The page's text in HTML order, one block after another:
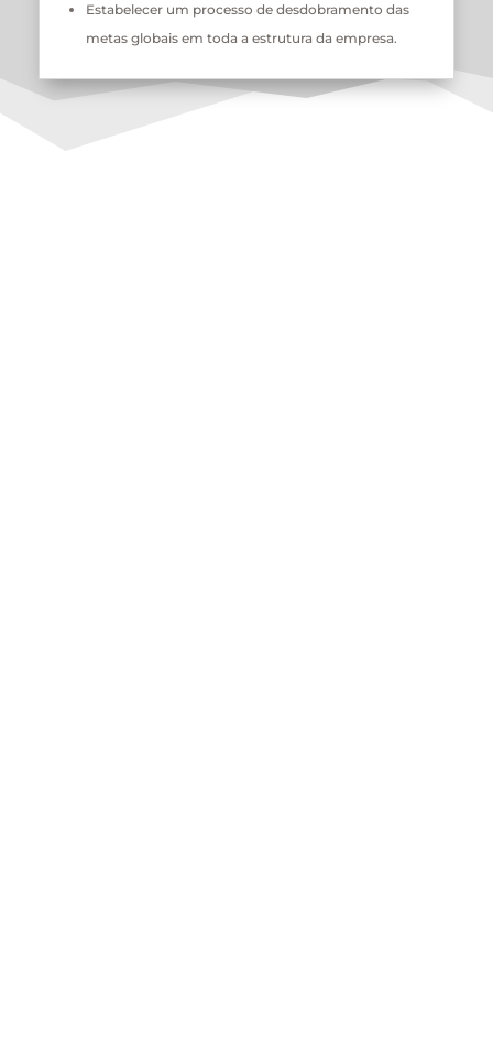
Estabelecer um processo de desdobramento das
metas globais em toda a estrutura da empresa.